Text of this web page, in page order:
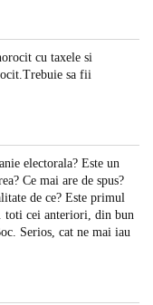
cu taxele si
sa fii
electorala? Este un
Ce mai are de spus?
de ce? Este primul
toti cei anteriori, din bun
Serios, cat ne mai iau